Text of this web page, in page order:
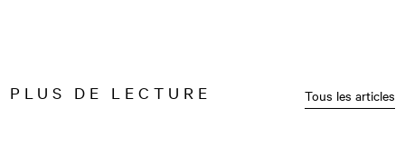
PLUS DE LECTURE Tous les articles